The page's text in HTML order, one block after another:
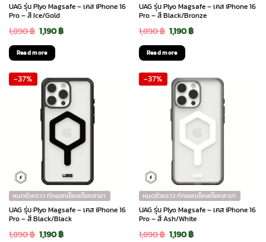
UAG รุ่น Plyo Magsafe – เคส iPhone 16
Pro – สี Ice/Gold
1,890฿ Original
price
was:
1,890 ฿.
1,190฿Current
1,190 ฿.
Read more
UAG รุ่น Plyo Magsafe – เคส iPhone 16
Pro – สี Black/Bronze
1,890฿ Original
price
was:
1,890 ฿.
1,190฿Current
1,190 ฿.
Read more
-37%
หมดชั่วคราว ทักแชทเช็คสต๊อกสาขา
UAG รุ่น Plyo Magsafe – เคส iPhone 16
Pro – สี Black/Black
1,890฿ Original
1,190฿Current
-37%
หมดชั่วคราว ทักแชทเช็คสต๊อกสาขา
UAG รุ่น Plyo Magsafe – เคส iPhone 16
Pro – สี Ash/White
1,890฿ Original
1,190฿Current